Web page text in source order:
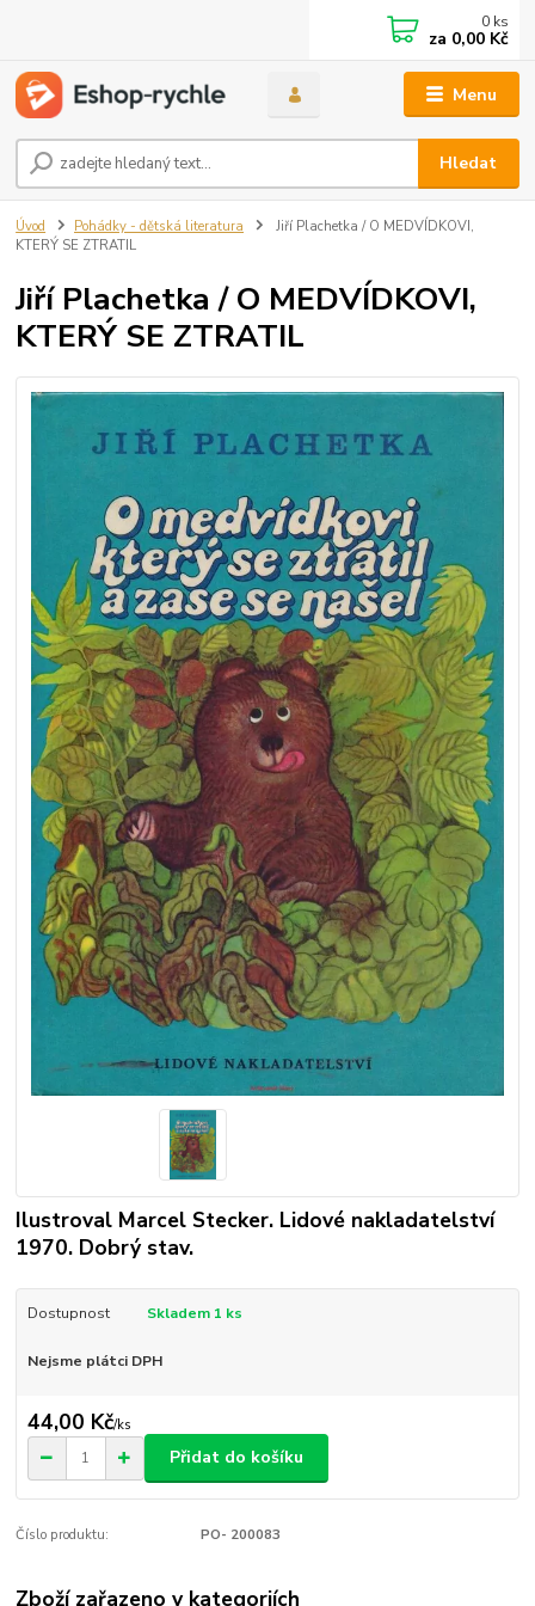
Menu
Hledat
0 ks
za 0,00 Kč
Úvod Pohádky - dětská literatura
Jiří Plachetka / O MEDVÍDKOVI,
KTERÝ SE ZTRATIL
Jiří Plachetka / O MEDVÍDKOVI,
KTERÝ SE ZTRATIL
Ilustroval Marcel Stecker. Lidové nakladatelství
1970. Dobrý stav.
Dostupnost Skladem 1 ks
Nejsme plátci DPH
44,00 Kč/ks
Přidat do košíku
Číslo produktu: PO- 200083
Zboží zařazeno v kategoriích